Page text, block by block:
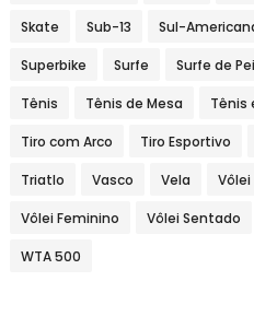
Skate Sub-13 Sul-
Superbike Surfe Surfe de
Tênis Tênis de Mesa Tênis
Tiro com Arco Tiro Esportivo
Triatlo Vasco Vela Vôlei
Vôlei Feminino Vôlei Sentado
WTA 500